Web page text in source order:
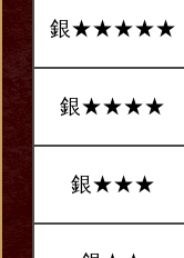
銀★★★★★
銀★★★★
銀★★★